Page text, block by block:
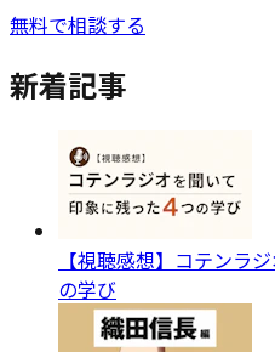
無料で相談する
新着記事
【視聴感想】コテンラ
の学び